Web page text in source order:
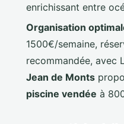
enrichissant entre
Organisation
1500€/semaine,
recommandée, avec
Jean de Monts
piscine vendée à